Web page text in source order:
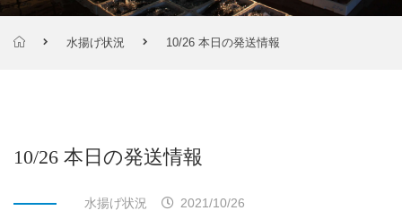
水揚げ状況 10/26 本日の発送情報
10/26 本日の発送情報
水揚げ状況 2021/10/26